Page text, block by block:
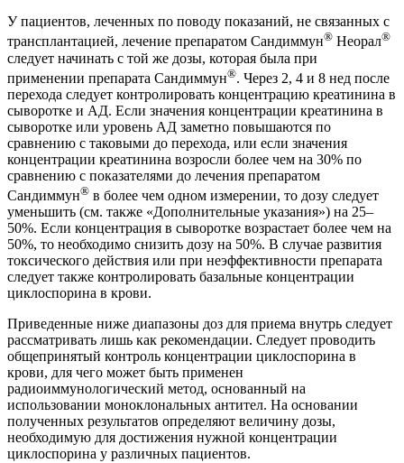
У пациентов, леченных по поводу показаний, не связанных с
трансплантацией, лечение препаратом Сандиммун® Неорал®
следует начинать с той же дозы, которая была при
применении препарата Сандиммун®. Через 2, 4 и 8 нед после
перехода следует контролировать концентрацию креатинина в
сыворотке и АД. Если значения концентрации креатинина в
сыворотке или уровень АД заметно повышаются по
сравнению с таковыми до перехода, или если значения
концентрации креатинина возросли более чем на 30% по
сравнению с показателями до лечения препаратом
Сандиммун® в более чем одном измерении, то дозу следует
уменьшить (см. также «Дополнительные указания») на 25–
50%. Если концентрация в сыворотке возрастает более чем на
50%, то необходимо снизить дозу на 50%. В случае развития
токсического действия или при неэффективности препарата
следует также контролировать базальные концентрации
циклоспорина в крови.
Приведенные ниже диапазоны доз для приема внутрь следует
рассматривать лишь как рекомендации. Следует проводить
общепринятый контроль концентрации циклоспорина в
крови, для чего может быть применен
радиоиммунологический метод, основанный на
использовании моноклональных антител. На основании
полученных результатов определяют величину дозы,
необходимую для достижения нужной концентрации
циклоспорина у различных пациентов.